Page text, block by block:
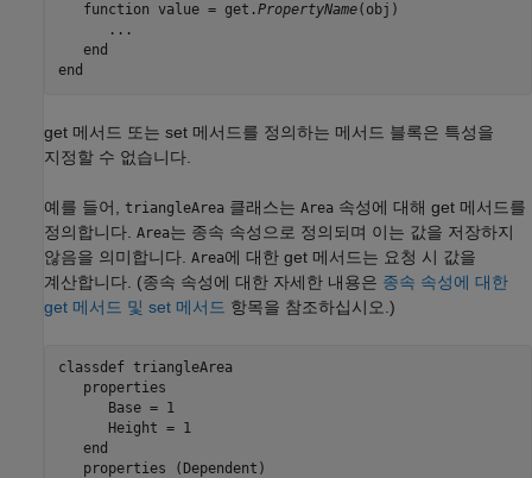
   function value = get.
PropertyName(obj)
      ...
   end
end
get 메서드 또는 set 메서드를 정의하는 메서드 블록은 특성을
지정할 수 없습니다.
예를 들어, triangleArea 클래스는 Area 속성에 대해 get 메서드를
정의합니다. Area는 종속 속성으로 정의되며 이는 값을 저장하지
않음을 의미합니다. Area에 대한 get 메서드는 요청 시 값을
계산합니다. (종속 속성에 대한 자세한 내용은 종속 속성에 대한
get 메서드 및 set 메서드 항목을 참조하십시오.)
classdef triangleArea
properties
      Base = 1
      Height = 1
end
properties (Dependent)